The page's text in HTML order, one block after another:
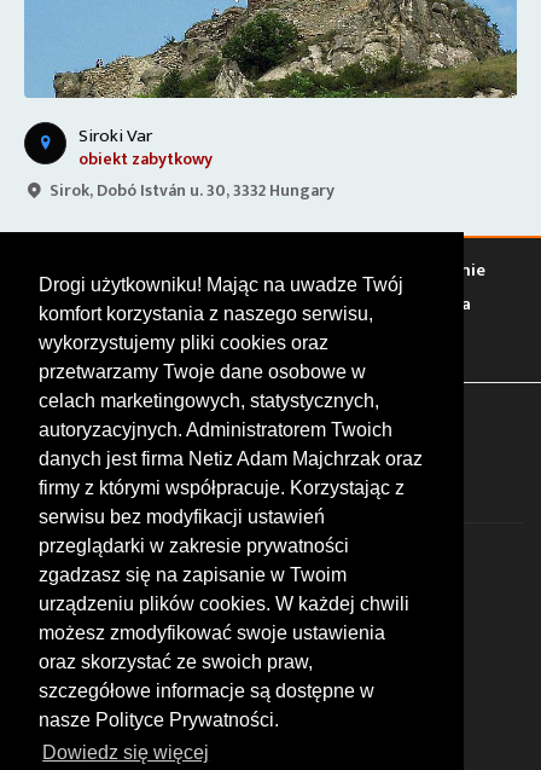
Drogi użytkowniku! Mając na uwadze Twój
komfort korzystania z naszego serwisu,
wykorzystujemy pliki cookies oraz
przetwarzamy Twoje dane osobowe w
celach marketingowych, statystycznych,
autoryzacyjnych. Administratorem Twoich
danych jest firma Netiz Adam Majchrzak oraz
firmy z którymi współpracuje. Korzystając z
serwisu bez modyfikacji ustawień
przeglądarki w zakresie prywatności
zgadzasz się na zapisanie w Twoim
urządzeniu plików cookies. W każdej chwili
możesz zmodyfikować swoje ustawienia
oraz skorzystać ze swoich praw,
szczegółowe informacje są dostępne w
nasze Polityce Prywatności.
Dowiedz się więcej
Siroki Var
obiekt zabytkowy
Sirok, Dobó István u. 30, 3332 Hungary
Warto zobaczyć Serwisy Stacje paliw
Jedzenie
Bary Zakwaterowanie Tory Zloty Rajdy
Spotkania
Targi Giełdy Szkolenia
FOLLOW US
© 2026 by MotoWhizzer.com
All rights reserved.
KONTAKT
ul. Chopina 16, I piętro
47-400 Racibórz